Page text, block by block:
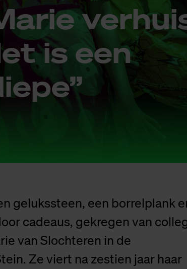
is een
gelukssteen, een borrelplank
cadeaus, gekregen van
van Slochteren in de
Ze viert na zestien jaar haar